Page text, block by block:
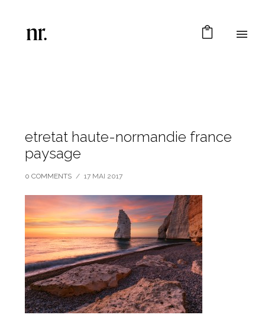
etretat haute-normandie france
paysage
0 COMMENTS / 17 MAI 2017